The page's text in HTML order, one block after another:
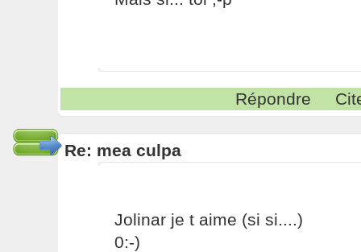
Répondre
Re: mea culpa
Jolinar je t aime (si si....)
0:-)